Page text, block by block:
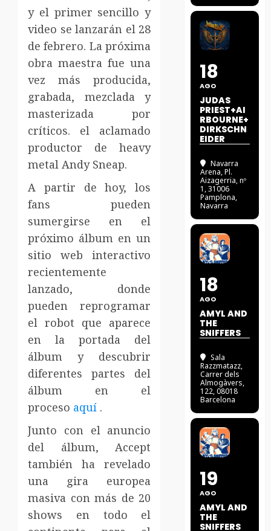
y el primer sencillo y
video se lanzarán el 28
de febrero. La próxima
obra maestra fue una
vez más producida,
grabada, mezclada y
masterizada por
críticos. el aclamado
productor de heavy
metal Andy Sneap.
A partir de hoy, los
fans pueden
sumergirse en el
próximo álbum en un
sitio web interactivo
recientemente
lanzado, donde
pueden reprogramar
el robot que aparece
en la portada del
álbum y descubrir
diferentes partes del
álbum en el
proceso aquí .
Junto con el anuncio
del álbum, Accept
también ha revelado
una gira europea
masiva con más de 20
shows en todo el
18
AGO
JUDAS
PRIEST+AI
RBOURNE+
DIRKSCHN
EIDER
Navarra
Arena, Pl.
Aizagerria, nº
1, 31006
Pamplona,
Navarra
18
AGO
AMYL AND
THE
SNIFFERS
Sala
Razzmatazz,
Carrer dels
Almogàvers,
122, 08018
Barcelona
19
AGO
AMYL AND
THE
SNIFFERS